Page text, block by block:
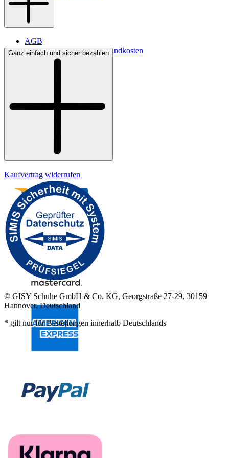
AGB
Lieferbedingungen & Versandkosten
Bezahlung
Ganz einfach und sicher bezahlen
Kaufvertrag widerrufen
© GISY Schuhe GmbH & Co. KG, Georgstraße 27-29, 30159
Hannover, Deutschland
* gilt nur für Bestellungen innerhalb Deutschlands